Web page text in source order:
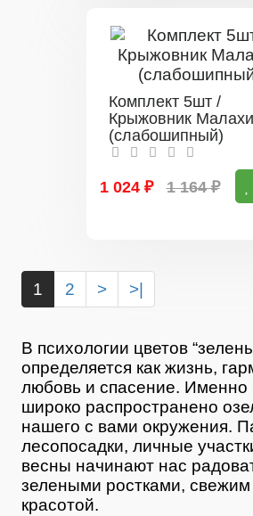
Комплект 5шт /
Крыжовник
(слабошипный)
1 024 ₽ 1 164 ₽
1 2 > >|
В психологии цветов
определяется как жизнь,
любовь и спасение. Именно
широко распространено
нашего с вами окружения.
лесопосадки, личные
весны начинают нас
зелеными ростками, свежим
красотой.